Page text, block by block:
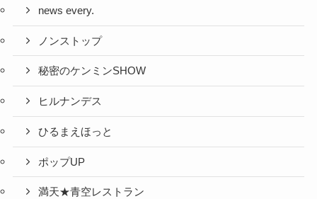
news every.
ノンストップ
秘密のケンミンSHOW
ヒルナンデス
ひるまえほっと
ポップUP
満天★青空レストラン